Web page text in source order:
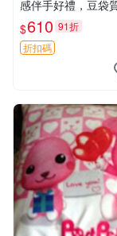
感伴手好禮，豆袋
佳，抱枕小熊
色豆袋 玩具
$610 91折
折扣碼